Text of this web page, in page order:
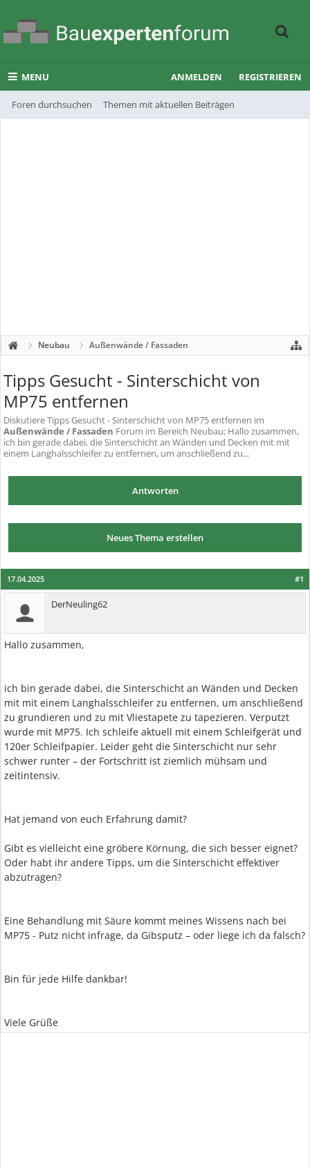
MENU
Foren durchsuchen Themen mit aktuellen Beiträgen
ANMELDEN REGISTRIEREN
Neubau Außenwände / Fassaden
Tipps Gesucht - Sinterschicht von
MP75 entfernen
DiskutiereTipps Gesucht - Sinterschicht von MP75 entfernen im
Außenwände / Fassaden Forum im Bereich Neubau; Hallo zusammen,
ich bin gerade dabei, die Sinterschicht an Wänden und Decken mit mit
einem Langhalsschleifer zu entfernen, um anschließend zu...
Antworten
Neues Thema erstellen
#1
17.04.2025
DerNeuling62
Hallo zusammen,
ich bin gerade dabei, die Sinterschicht an Wänden und Decken
mit mit einem Langhalsschleifer zu entfernen, um anschließend
zu grundieren und zu mit Vliestapete zu tapezieren. Verputzt
wurde mit MP75. Ich schleife aktuell mit einem Schleifgerät und
120er Schleifpapier. Leider geht die Sinterschicht nur sehr
schwer runter – der Fortschritt ist ziemlich mühsam und
zeitintensiv.
Hat jemand von euch Erfahrung damit?
Gibt es vielleicht eine gröbere Körnung, die sich besser eignet?
Oder habt ihr andere Tipps, um die Sinterschicht effektiver
abzutragen?
Eine Behandlung mit Säure kommt meines Wissens nach bei
MP75 - Putz nicht infrage, da Gibsputz – oder liege ich da falsch?
Bin für jede Hilfe dankbar!
Viele Grüße